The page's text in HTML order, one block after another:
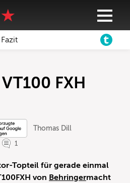
Fazit
FXH
Thomas Dill
1
Topteil für gerade einmal
von Behringermacht